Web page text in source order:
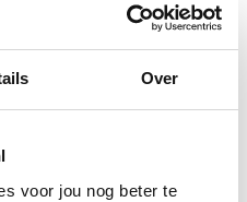
Over
voor jou nog beter te
Ja